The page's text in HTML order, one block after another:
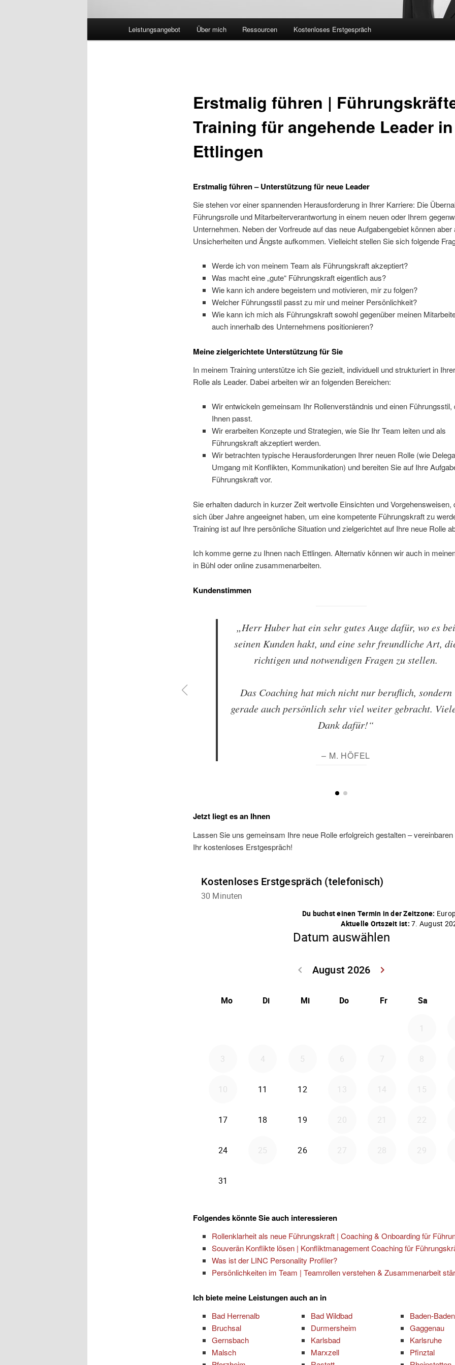
Leistungsangebot Über mich Ressourcen Kostenloses Erstgespräch
Erstmalig führen |
Training für angehende Leader in
Ettlingen
Erstmalig führen – Unterstützung für neue Leader
Sie stehen vor einer spannenden Herausforderung in Ihrer Karriere: Die
Führungsrolle und Mitarbeiterverantwortung in einem neuen oder Ihrem
Unternehmen. Neben der Vorfreude auf das neue Aufgabengebiet können aber
Unsicherheiten und Ängste aufkommen. Vielleicht stellen Sie sich folgende
Werde ich von meinem Team als Führungskraft akzeptiert?
Was macht eine „gute“ Führungskraft eigentlich aus?
Wie kann ich andere begeistern und motivieren, mir zu folgen?
Welcher Führungsstil passt zu mir und meiner Persönlichkeit?
Wie kann ich mich als Führungskraft sowohl gegenüber meinen
auch innerhalb des Unternehmens positionieren?
Meine zielgerichtete Unterstützung für Sie
In meinem Training unterstütze ich Sie gezielt, individuell und strukturiert in
Rolle als Leader. Dabei arbeiten wir an folgenden Bereichen:
Wir entwickeln gemeinsam Ihr Rollenverständnis und einen Führungsstil,
Ihnen passt.
Wir erarbeiten Konzepte und Strategien, wie Sie Ihr Team leiten und als
Führungskraft akzeptiert werden.
Wir betrachten typische Herausforderungen Ihrer neuen Rolle (wie
Umgang mit Konflikten, Kommunikation) und bereiten Sie auf Ihre
Führungskraft vor.
Sie erhalten dadurch in kurzer Zeit wertvolle Einsichten und Vorgehensweisen,
sich über Jahre angeeignet haben, um eine kompetente Führungskraft zu
Training ist auf Ihre persönliche Situation und zielgerichtet auf Ihre neue Rolle
Ich komme gerne zu Ihnen nach Ettlingen. Alternativ können wir auch in
in Bühl oder online zusammenarbeiten.
Kundenstimmen
„Herr Huber hat ein sehr gutes Auge dafür, wo es bei
seinen Kunden hakt, und eine sehr freundliche Art,
richtigen und notwendigen Fragen zu stellen.
Das Coaching hat mich nicht nur beruflich, sondern
gerade auch persönlich sehr viel weiter gebracht.
Dank dafür!“
– M. HÖFEL
Jetzt liegt es an Ihnen
Lassen Sie uns gemeinsam Ihre neue Rolle erfolgreich gestalten –
Ihr kostenloses Erstgespräch!
Folgendes könnte Sie auch interessieren
Rollenklarheit als neue Führungskraft | Coaching & Onboarding für
Souverän Konflikte lösen | Konfliktmanagement Coaching für
Was ist der LINC Personality Profiler?
Persönlichkeiten im Team | Teamrollen verstehen & Zusammenarbeit
Ich biete meine Leistungen auch an in
Bad Herrenalb
Bruchsal
Gernsbach
Malsch
Bad Wildbad
Durmersheim
Karlsbad
Marxzell
Baden-Baden
Gaggenau
Karlsruhe
Pfinztal